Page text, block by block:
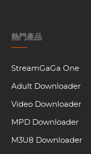
熱門產品
StreamGaGa One
Adult Downloader
Video Downloader
MPD Downloader
M3U8 Downloader